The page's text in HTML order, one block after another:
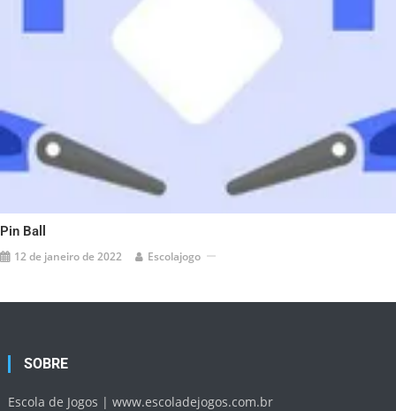
Pin Ball
12 de janeiro de 2022 Escolajogo
SOBRE
Escola de Jogos |www.escoladejogos.com.br